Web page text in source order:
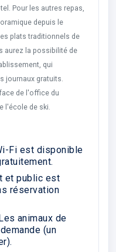
Pour les autres repas,
depuis le
plats traditionnels de
aurez la possibilité de
qui
journaux gratuits.
de l'office du
l'école de ski.
Fi est disponible
et public est
réservation
animaux de
(un